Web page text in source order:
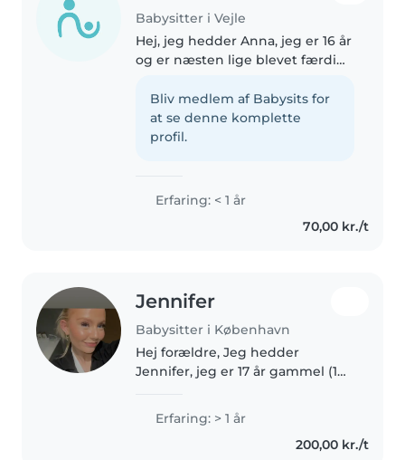
Babysitter i Vejle
Hej, jeg hedder Anna, jeg er 16 år
og er næsten lige blevet færdig
at jeg er en omsorgsfuld og
kreativ babysitter, der elsker at
lege og lave aktiviteter..
Bliv medlem af Babysits for
at se denne komplette
profil.
Erfaring: < 1 år
70,00 kr./t
Jennifer
Babysitter i København
Hej forældre, Jeg hedder
Jennifer, jeg er 17 år gammel (18
på gymnasiet i 2.g Jeg ville
beskrive mig selv som
energifuld, udadvendt og
Erfaring: > 1 år
200,00 kr./t